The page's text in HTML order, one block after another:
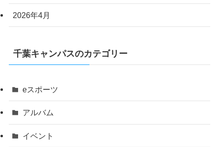
2026年4月
千葉キャンパスのカテゴリー
eスポーツ
アルバム
イベント